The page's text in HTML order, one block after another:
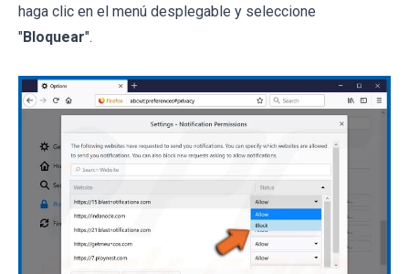
haga clic en el menú desplegable y seleccione
"Bloquear".